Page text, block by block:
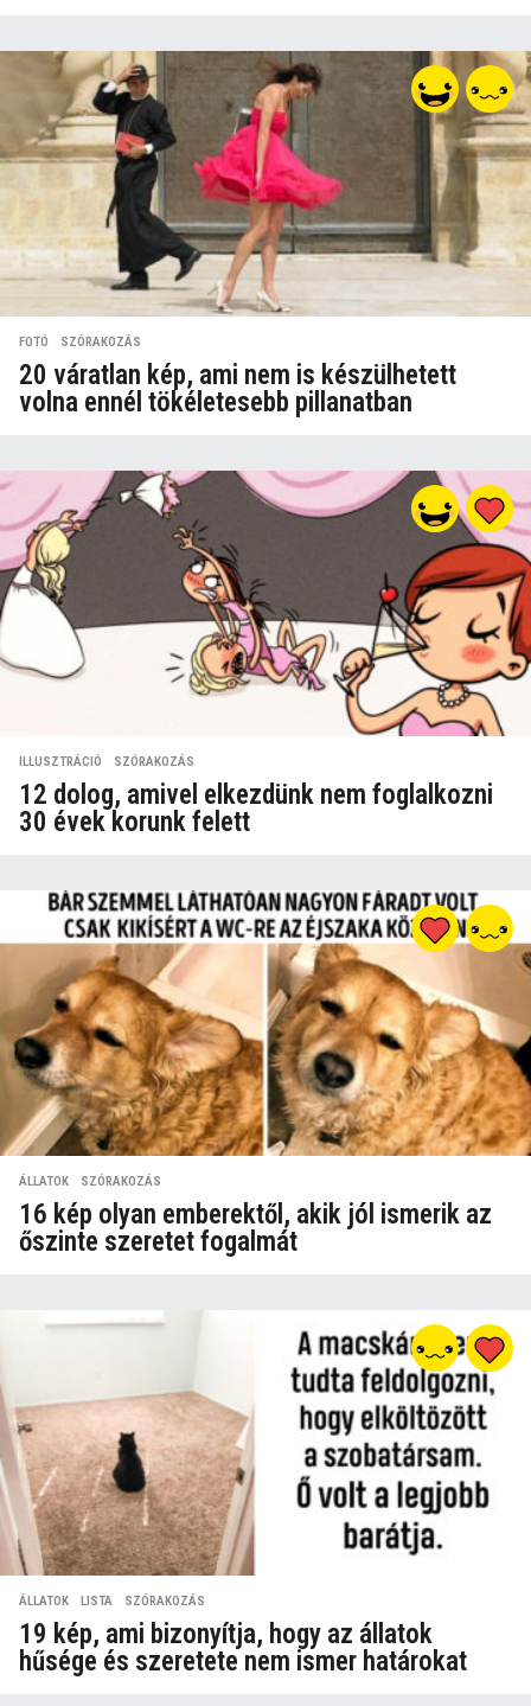
FOTÓ ,SZÓRAKOZÁS
20 váratlan kép, ami nem is készülhetett
volna ennél tökéletesebb pillanatban
ILLUSZTRÁCIÓ ,SZÓRAKOZÁS
12 dolog, amivel elkezdünk nem foglalkozni
30 évek korunk felett
ÁLLATOK ,SZÓRAKOZÁS
16 kép olyan emberektől, akik jól ismerik az
őszinte szeretet fogalmát
ÁLLATOK ,LISTA ,SZÓRAKOZÁS
19 kép, ami bizonyítja, hogy az állatok
hűsége és szeretete nem ismer határokat